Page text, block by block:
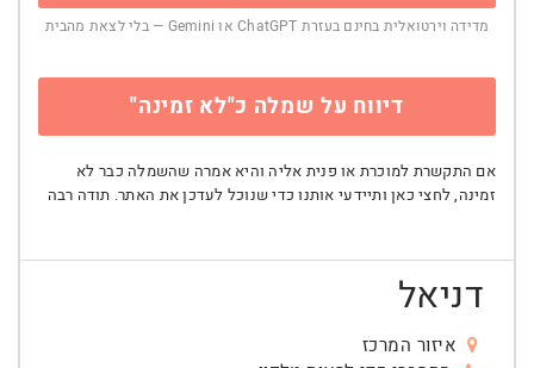
מדידה וירטואלית בחינם בעזרת ChatGPT או Gemini — בלי לצאת מהבית
דיווח על שמלה כ"לא זמינה"
אם התקשרת למוכרת או פנית אליה והיא אמרה שהשמלה כבר לא
זמינה, לחצי כאן ותיידעי אותנו כדי שנוכל לעדכן את האתר. תודה רבה
דניאל
איזור המרכז